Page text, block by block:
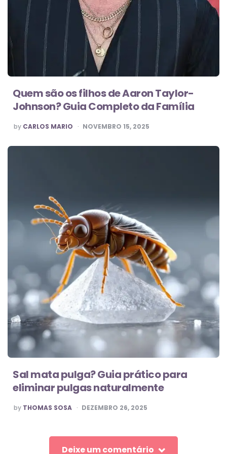
Quem são os filhos de Aaron Taylor-
Johnson? Guia Completo da Família
POSTED
BY
by CARLOS MARIO NOVEMBRO 15, 2025
Sal mata pulga? Guia prático para
eliminar pulgas naturalmente
POSTED
BY
by THOMAS SOSA DEZEMBRO 26, 2025
Deixe um comentário